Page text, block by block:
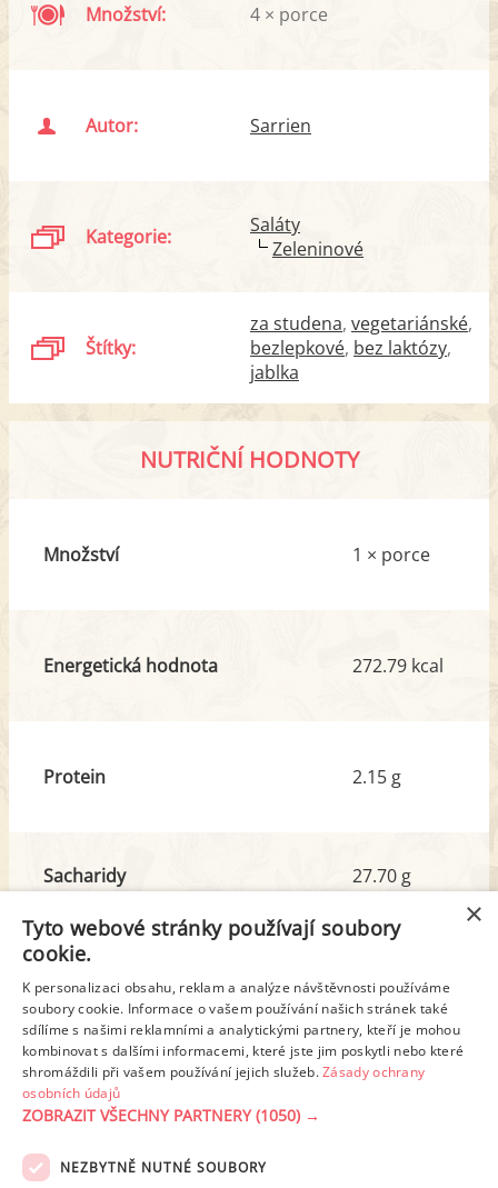
Množství: 4 × porce
Autor: Sarrien
Kategorie:
Saláty
Zeleninové
Štítky:
za studena vegetariánské
bezlepkové bez laktózy
jablka
NUTRIČNÍ HODNOTY
Množství 1 × porce
Energetická hodnota 272.79 kcal
Protein 2.15 g
Sacharidy
z toho cukr
27.70 g
24.07 g
Tuk
z toho nas. mastné kyseliny
16.13 g
2.23 g
Detailní rozpis
×
Tyto webové stránky používají soubory
cookie.
K personalizaci obsahu, reklam a analýze návštěvnosti používáme
soubory cookie. Informace o vašem používání našich stránek také
sdílíme s našimi reklamními a analytickými partnery, kteří je mohou
kombinovat s dalšími informacemi, které jste jim poskytli nebo které
shromáždili při vašem používání jejich služeb.Zásady ochrany
osobních údajů
ZOBRAZIT VŠECHNY PARTNERY(1050) →
NEZBYTNĚ NUTNÉ SOUBORY